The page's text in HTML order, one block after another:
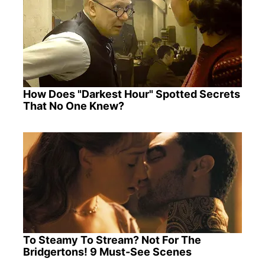
How Does "Darkest Hour" Spotted Secrets
That No One Knew?
To Steamy To Stream? Not For The
Bridgertons! 9 Must-See Scenes